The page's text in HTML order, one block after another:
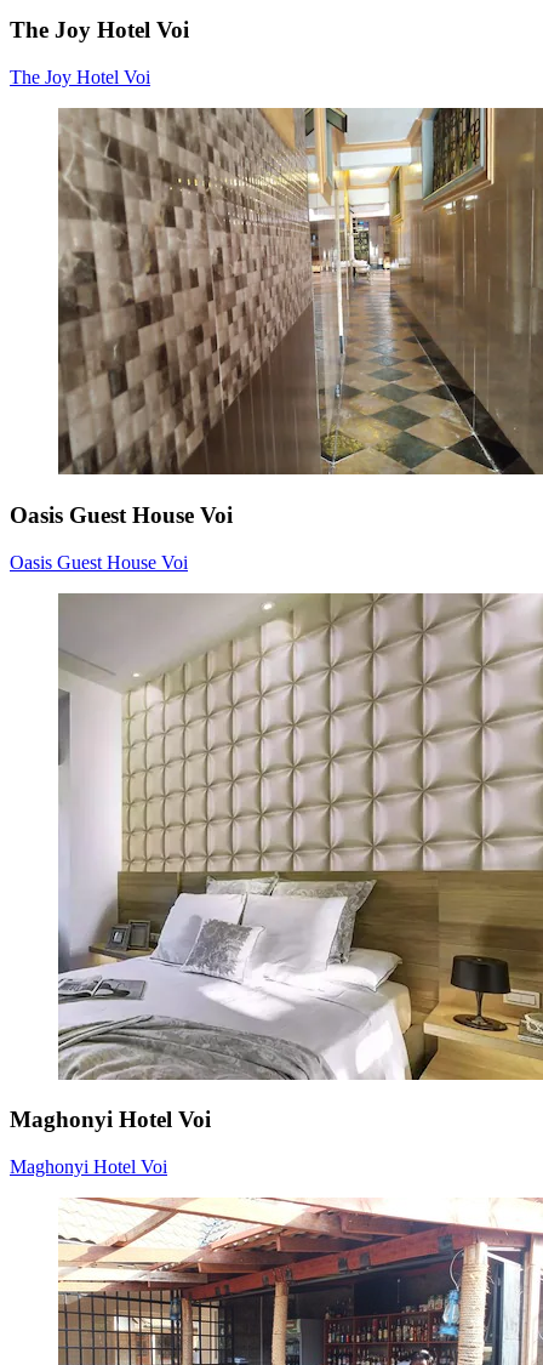
The Joy Hotel Voi
The Joy Hotel Voi
Oasis Guest House Voi
Oasis Guest House Voi
Maghonyi Hotel Voi
Maghonyi Hotel Voi